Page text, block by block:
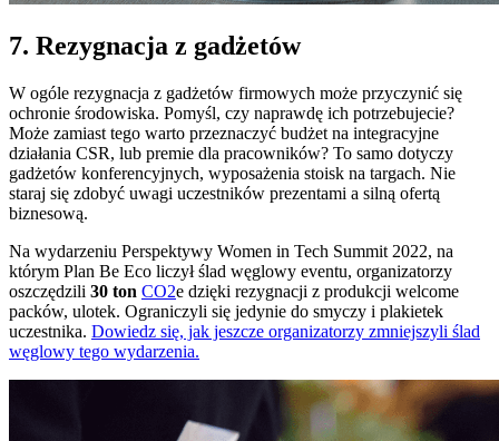
7. Rezygnacja z gadżetów
W ogóle rezygnacja z gadżetów firmowych może przyczynić się
ochronie środowiska. Pomyśl, czy naprawdę ich potrzebujecie?
Może zamiast tego warto przeznaczyć budżet na integracyjne
działania CSR, lub premie dla pracowników? To samo dotyczy
gadżetów konferencyjnych, wyposażenia stoisk na targach. Nie
staraj się zdobyć uwagi uczestników prezentami a silną ofertą
biznesową.
Na wydarzeniu Perspektywy Women in Tech Summit 2022, na
którym Plan Be Eco liczył ślad węglowy eventu, organizatorzy
oszczędzili 30 ton CO2e dzięki rezygnacji z produkcji welcome
packów, ulotek. Ograniczyli się jedynie do smyczy i plakietek
uczestnika. Dowiedz się, jak jeszcze organizatorzy zmniejszyli ślad
węglowy tego wydarzenia.